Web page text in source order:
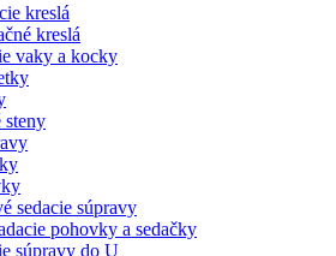
kreslá
kreslá
vaky a kocky
steny
sedacie súpravy
pohovky a sedačky
súpravy do U